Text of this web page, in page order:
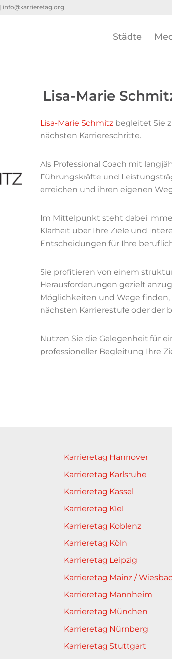
info@karrieretag.org
Städte
Lisa-Marie
Lisa-Marie Schmitz begleitet Sie
nächsten Karriereschritte.
Als Professional Coach mit
Führungskräfte und
erreichen und ihren eigenen
Im Mittelpunkt steht dabei
Klarheit über Ihre Ziele und
Entscheidungen für Ihre
Sie profitieren von einem
Herausforderungen gezielt
Möglichkeiten und Wege finden,
nächsten Karrierestufe oder der
Nutzen Sie die Gelegenheit für
professioneller Begleitung Ihre
Karrieretag Hannover
Karrieretag Karlsruhe
Karrieretag Kassel
Karrieretag Kiel
Karrieretag Koblenz
Karrieretag Köln
Karrieretag Leipzig
Karrieretag Mainz /
Karrieretag Mannheim
Karrieretag München
Karrieretag Nürnberg
Karrieretag Stuttgart